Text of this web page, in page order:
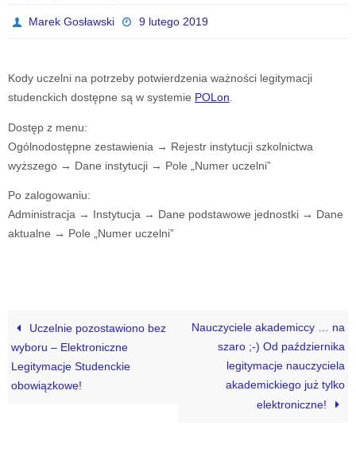
Marek Gosławski 9 lutego 2019
Kody uczelni na potrzeby potwierdzenia ważności legitymacji
studenckich dostępne są w systemie POLon.
Dostęp z menu:
Ogólnodostępne zestawienia → Rejestr instytucji szkolnictwa
wyższego → Dane instytucji → Pole „Numer uczelni”
Po zalogowaniu:
Administracja → Instytucja → Dane podstawowe jednostki → Dane
aktualne → Pole „Numer uczelni”
Uczelnie pozostawiono bez
wyboru – Elektroniczne
Legitymacje Studenckie
obowiązkowe!
Nauczyciele akademiccy … na
szaro ;-) Od października
legitymacje nauczyciela
akademickiego już tylko
elektroniczne!